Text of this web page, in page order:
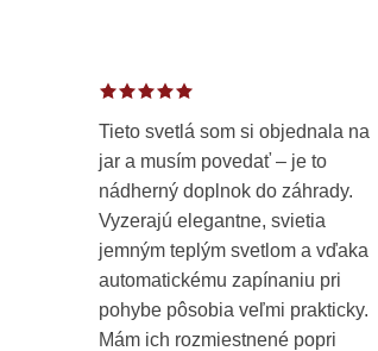
Tieto svetlá som si objednala na
jar a musím povedať – je to
nádherný doplnok do záhrady.
Vyzerajú elegantne, svietia
jemným teplým svetlom a vďaka
automatickému zapínaniu pri
pohybe pôsobia veľmi prakticky.
Mám ich rozmiestnené popri